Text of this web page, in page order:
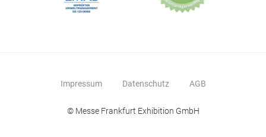
Impressum Datenschutz AGB
© Messe Frankfurt Exhibition GmbH